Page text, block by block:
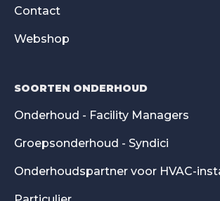
Contact
Webshop
SOORTEN ONDERHOUD
Onderhoud - Facility Managers
Groepsonderhoud - Syndici
Onderhoudspartner voor HVAC-